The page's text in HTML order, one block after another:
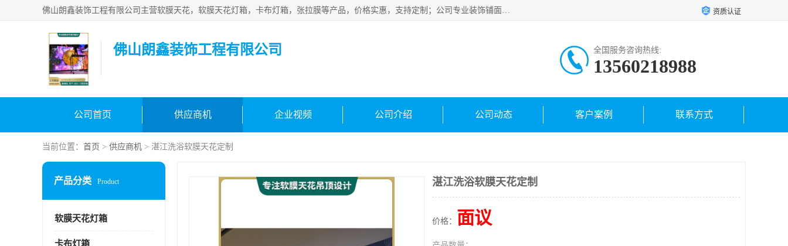
佛山朗鑫装饰工程有限公司主营软膜天花，软膜天花灯箱，卡布灯箱，张拉膜等产品，价格实惠，支持定制；公司专业装饰铺面，家居，会展特装，软膜等工程，技能精良人员，安装快、价格合理，质量保证、热诚与各方有识人士合作，欢迎新老客户来电咨询。 资质认证
佛山朗鑫装饰工程有限公司 全国服务咨询热线:
13560218988
公司首页 供应商机 企业视频 公司介绍 公司动态 客户案例 联系方式
当前位置： 首页 > 供应商机 > 湛江洗浴软膜天花定制
产品分类 Product
软膜天花灯箱
卡布灯箱
湛江洗浴软膜天花定制
价格： 面议